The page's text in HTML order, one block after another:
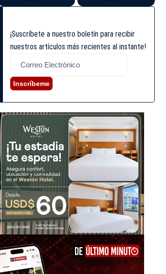
¡Suscríbete a nuestro boletín para recibir
nuestros artículos más recientes al instante!
Inscríbeme